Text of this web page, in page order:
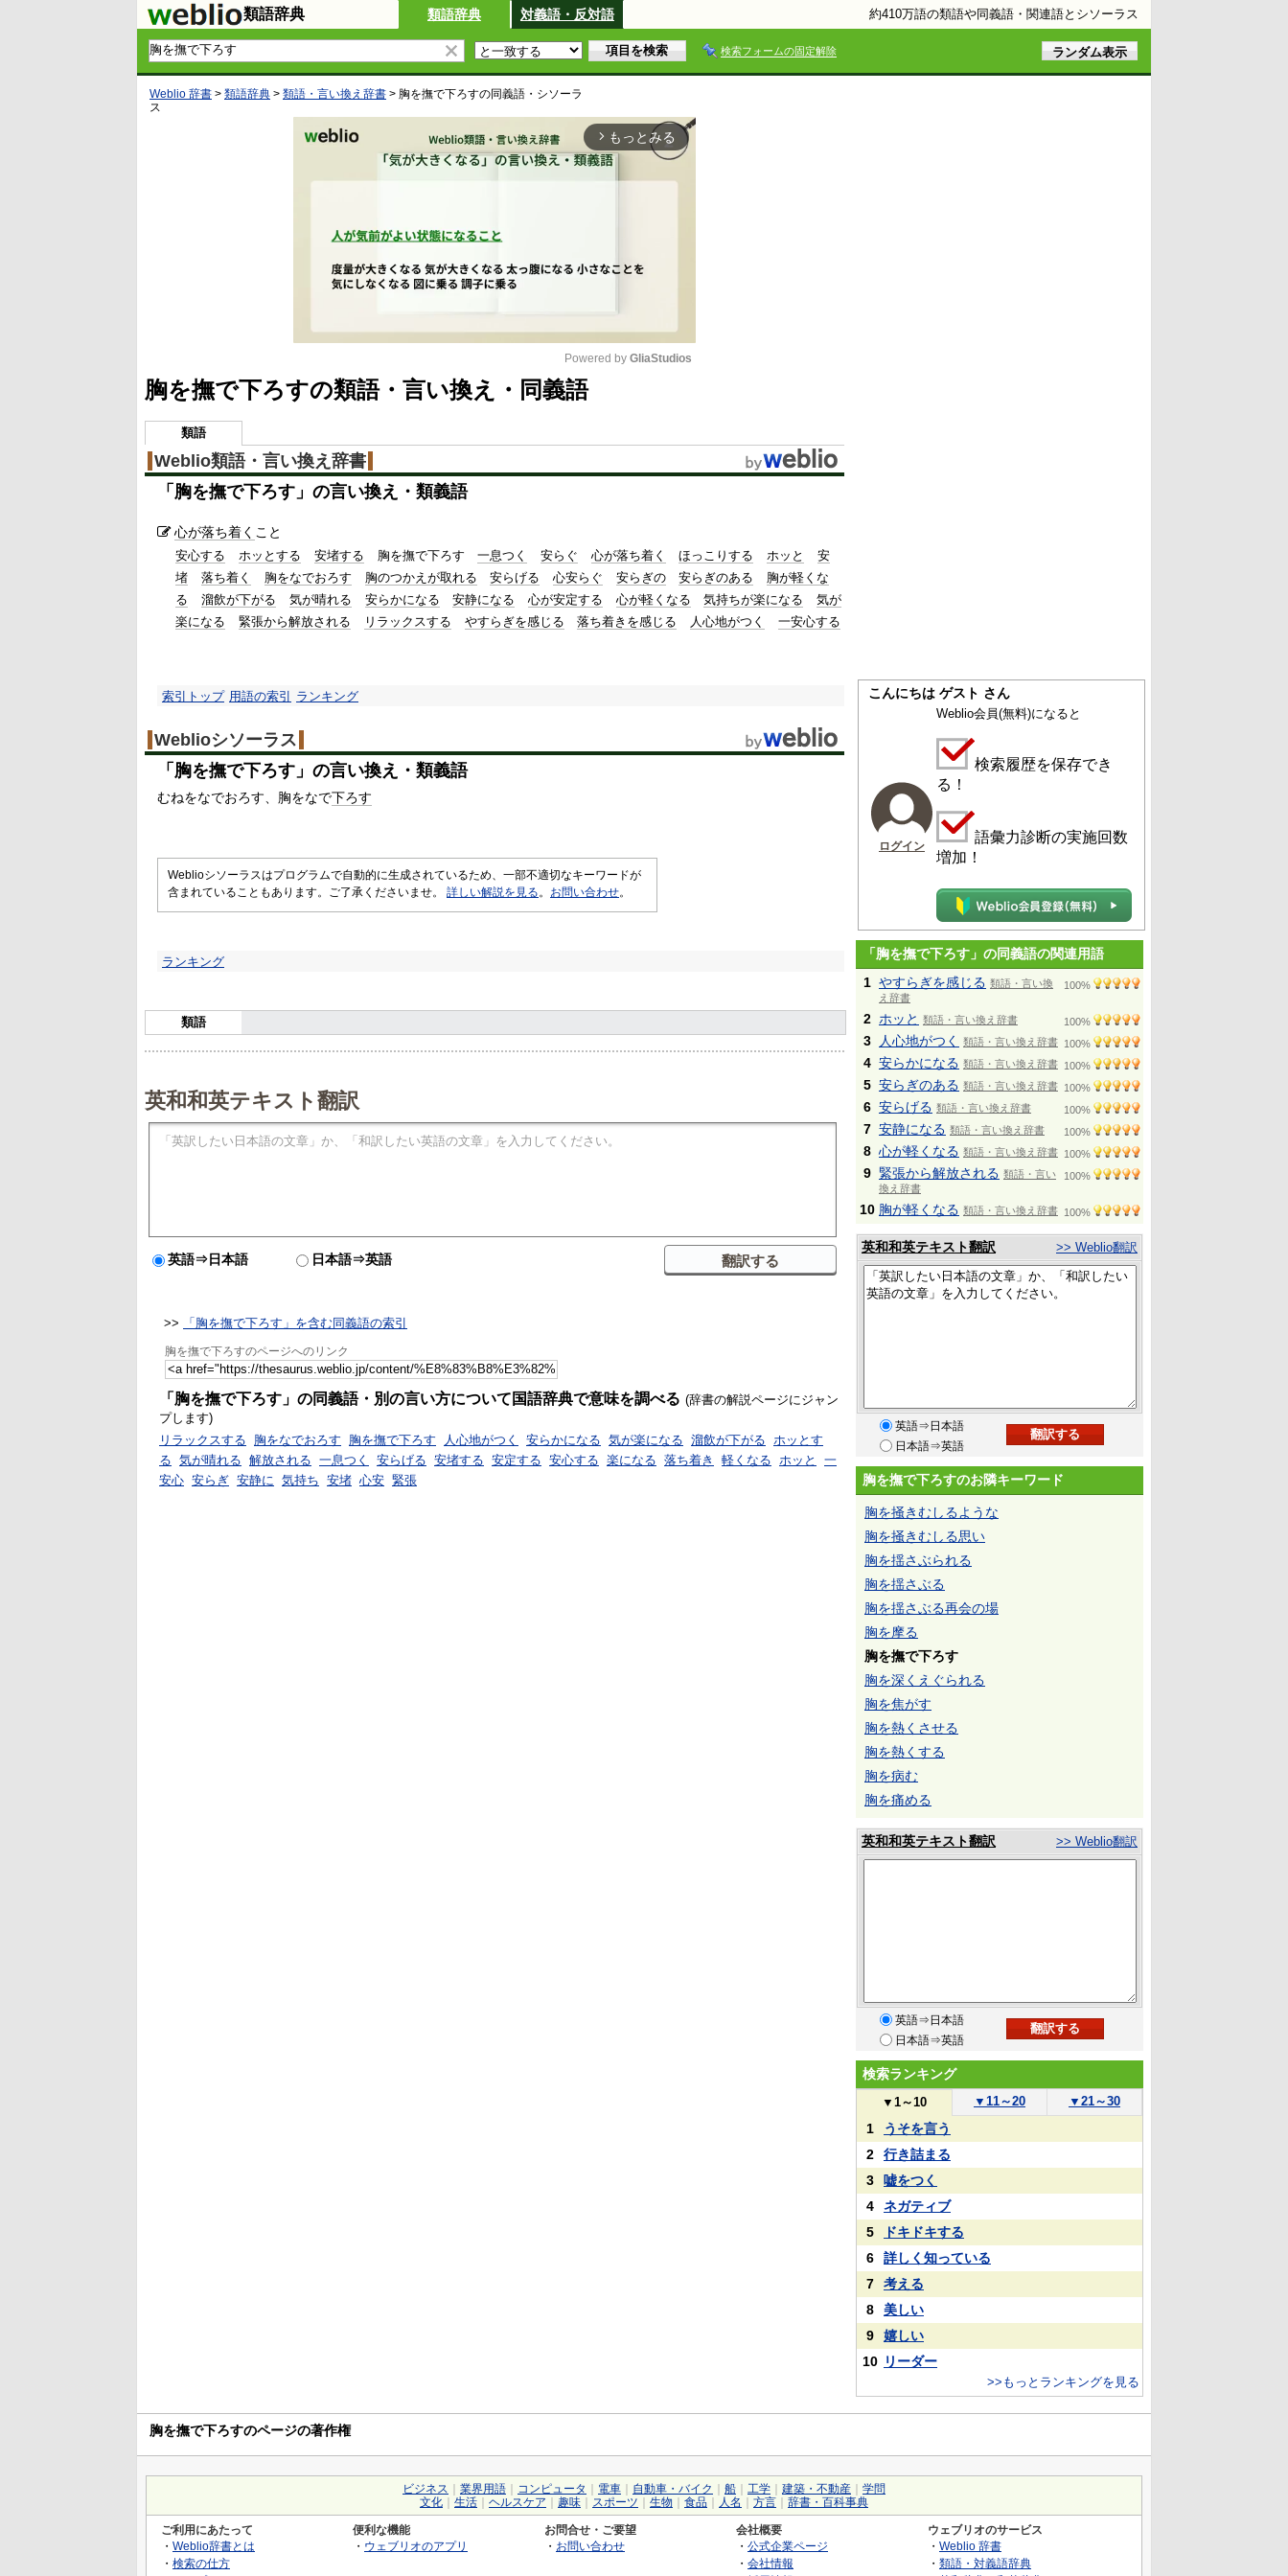
類語辞典 類語辞典 対義語・反対語 約410万語の類語や同義語・関連語とシソーラス
検索フォームの固定解除
Weblio 辞書 > 類語辞典 > 類語・言い換え辞書 > 胸を撫で下ろすの同義語・シソーラ
ス
arrow_forward_ios もっとみる
Powered by GliaStudios
胸を撫で下ろすの類語・言い換え・同義語
類語
Weblio類語・言い換え辞書
「 胸を撫で下ろす 」の言い換え・類義語
心が落ち着く こと
安心する ホッとする 安堵する 胸を撫で下ろす 一息つく 安らぐ 心が落ち着く ほっこりする ホッと
安
堵
落ち着く 胸をなでおろす 胸のつかえが取れる 安らげる 心安らぐ 安らぎの 安らぎのある
胸が軽くな
る
溜飲が下がる 気が晴れる 安らかになる 安静になる 心が安定する 心が軽くなる 気持ちが楽になる
気が
楽になる
緊張から解放される リラックスする やすらぎを感じる 落ち着きを感じる 人心地がつく 一安心する
索引トップ 用語の索引 ランキング
Weblioシソーラス
「 胸を撫で下ろす 」の言い換え・類義語
むねをなでおろす 胸をなで下ろす
Weblioシソーラスはプログラムで自動的に生成されているため、一部不適切なキーワードが
含まれていることもあります。ご了承くださいませ。 詳しい解説を見る 。 お問い合わせ。
ランキング
類語
英和和英テキスト翻訳
英語⇒日本語 日本語⇒英語
>> 「胸を撫で下ろす」を含む同義語の索引
胸を撫で下ろすのページへのリンク
「胸を撫で下ろす」の同義語・別の言い方について国語辞典で意味を調べる (辞書の解説ページにジャン
プします)
リラックスする
胸をなでおろす 胸を撫で下ろす 人心地がつく 安らかになる 気が楽になる 溜飲が下がる ホッとす
る 気が晴れる 解放される 一息つく 安らげる 安堵する 安定する 安心する 楽になる 落ち着き 軽くなる ホッと
一
安心 安らぎ 安静に 気持ち 安堵 心安 緊張
こんにちは ゲスト さん
ログイン
Weblio会員(無料)になると
検索履歴を保存でき
る！
語彙力診断の実施回数
増加！
「胸を撫で下ろす」の同義語の関連用語
1 やすらぎを感じる 類語・言い換
え辞書
100%
2 ホッと 類語・言い換え辞書 100%
3 人心地がつく 類語・言い換え辞書 100%
4 安らかになる 類語・言い換え辞書 100%
5 安らぎのある 類語・言い換え辞書 100%
6 安らげる 類語・言い換え辞書 100%
7 安静になる 類語・言い換え辞書 100%
8 心が軽くなる 類語・言い換え辞書 100%
9 緊張から解放される 類語・言い
換え辞書
100%
10 胸が軽くなる 類語・言い換え辞書 100%
英和和英テキスト翻訳 >> Weblio翻訳
英語⇒日本語
日本語⇒英語
胸を撫で下ろすのお隣キーワード
胸を掻きむしるような
胸を掻きむしる思い
胸を揺さぶられる
胸を揺さぶる
胸を揺さぶる再会の場
胸を摩る
胸を撫で下ろす
胸を深くえぐられる
胸を焦がす
胸を熱くさせる
胸を熱くする
胸を病む
胸を痛める
英和和英テキスト翻訳 >> Weblio翻訳
英語⇒日本語
日本語⇒英語
検索ランキング
▼ 1～10 ▼ 11～20 ▼ 21～30
1
うそを言う
2
行き詰まる
3
嘘をつく
4
ネガティブ
5
ドキドキする
6
詳しく知っている
7
考える
8
美しい
9
嬉しい
10 リーダー
>>もっとランキングを見る
胸を撫で下ろすのページの著作権
ビジネス 業界用語 コンピュータ 電車 自動車・バイク 船 工学 建築・不動産
学問
文化
生活 ヘルスケア 趣味 スポーツ 生物 食品 人名 方言 辞書・百科事典
ご利用にあたって
・ Weblio辞書とは
・ 検索の仕方
便利な機能
・ ウェブリオのアプリ
お問合せ・ご要望
・ お問い合わせ
会社概要
・ 公式企業ページ
・ 会社情報
ウェブリオのサービス
・ Weblio 辞書
・ 類語・対義語辞典